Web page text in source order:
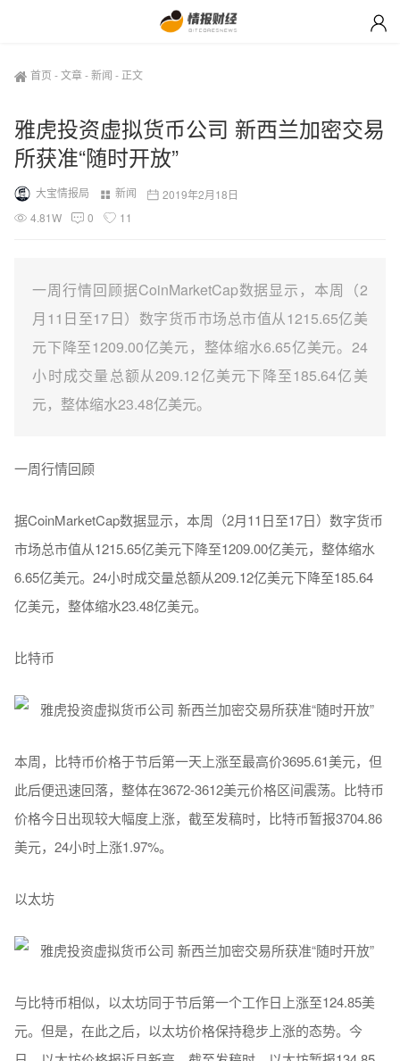
首页 -文章-新闻 - 正文
雅虎投资虚拟货币公司 新西兰加密交易
所获准“随时开放”
大宝情报局 新闻
2019年2月18日
4.81W
0 11
一周行情回顾据CoinMarketCap数据显示，本周（2
月11日至17日）数字货币市场总市值从1215.65亿美
元下降至1209.00亿美元，整体缩水6.65亿美元。24
小时成交量总额从209.12亿美元下降至185.64亿美
元，整体缩水23.48亿美元。
一周行情回顾
据CoinMarketCap数据显示，本周（2月11日至17日）数字货币
市场总市值从1215.65亿美元下降至1209.00亿美元，整体缩水
6.65亿美元。24小时成交量总额从209.12亿美元下降至185.64
亿美元，整体缩水23.48亿美元。
比特币
本周，比特币价格于节后第一天上涨至最高价3695.61美元，但
此后便迅速回落，整体在3672-3612美元价格区间震荡。比特币
价格今日出现较大幅度上涨，截至发稿时，比特币暂报3704.86
美元，24小时上涨1.97%。
以太坊
与比特币相似，以太坊同于节后第一个工作日上涨至124.85美
元。但是，在此之后，以太坊价格保持稳步上涨的态势。今